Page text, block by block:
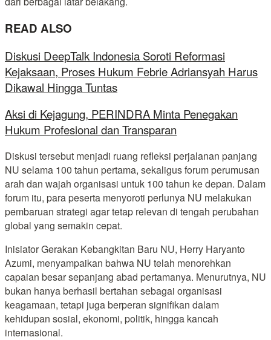
READ ALSO
Diskusi DeepTalk Indonesia Soroti Reformasi
Kejaksaan, Proses Hukum Febrie Adriansyah Harus
Dikawal Hingga Tuntas
Aksi di Kejagung, PERINDRA Minta Penegakan
Hukum Profesional dan Transparan
Diskusi tersebut menjadi ruang refleksi perjalanan panjang
NU selama 100 tahun pertama, sekaligus forum perumusan
arah dan wajah organisasi untuk 100 tahun ke depan. Dalam
forum itu, para peserta menyoroti perlunya NU melakukan
pembaruan strategi agar tetap relevan di tengah perubahan
global yang semakin cepat.
Inisiator Gerakan Kebangkitan Baru NU, Herry Haryanto
Azumi, menyampaikan bahwa NU telah menorehkan
capaian besar sepanjang abad pertamanya. Menurutnya, NU
bukan hanya berhasil bertahan sebagai organisasi
keagamaan, tetapi juga berperan signifikan dalam
kehidupan sosial, ekonomi, politik, hingga kancah
internasional.